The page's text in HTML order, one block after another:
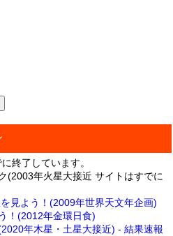
終了しています。
(2003年火星大接近 サイトはすでに
見よう！(2009年世界天文年企画)
！(2012年金環日食)
年木星・土星大接近) - 結果速報